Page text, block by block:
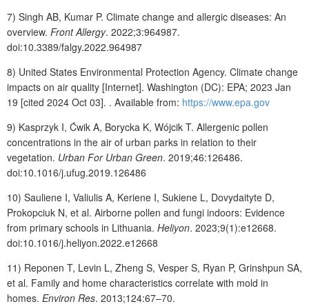
7) Singh AB, Kumar P. Climate change and allergic diseases: An
overview. Front Allergy. 2022;3:964987.
doi:10.3389/falgy.2022.964987
8) United States Environmental Protection Agency. Climate change
impacts on air quality [Internet]. Washington (DC): EPA; 2023 Jan
19 [cited 2024 Oct 03]. . Available from: https://www.epa.gov
9) Kasprzyk I, Ćwik A, Borycka K, Wójcik T. Allergenic pollen
concentrations in the air of urban parks in relation to their
vegetation. Urban For Urban Green. 2019;46:126486.
doi:10.1016/j.ufug.2019.126486
10) Sauliene I, Valiulis A, Keriene I, Sukiene L, Dovydaityte D,
Prokopciuk N, et al. Airborne pollen and fungi indoors: Evidence
from primary schools in Lithuania. Heliyon. 2023;9(1):e12668.
doi:10.1016/j.heliyon.2022.e12668
11) Reponen T, Levin L, Zheng S, Vesper S, Ryan P, Grinshpun SA,
et al. Family and home characteristics correlate with mold in
homes. Environ Res. 2013;124:67–70.